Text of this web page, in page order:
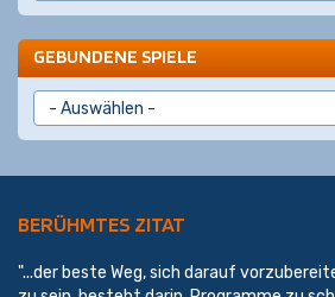
GEBUNDENE SPIELE
BERÜHMTES ZITAT
"...der beste Weg, sich darauf